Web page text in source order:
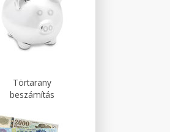
Törtarany
beszámítás